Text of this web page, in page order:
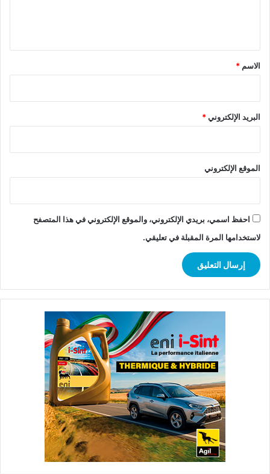
*
الاسم *
البريد الإلكتروني*
الموقع الإلكتروني
احفظ اسمي، بريدي الإلكتروني، والموقع الإلكتروني في هذا المتصفح
لاستخدامها المرة المقبلة في تعليقي.